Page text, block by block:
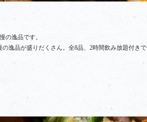
の逸品です。
逸品が盛りだくさん。全8品、2時間飲み放題付きで